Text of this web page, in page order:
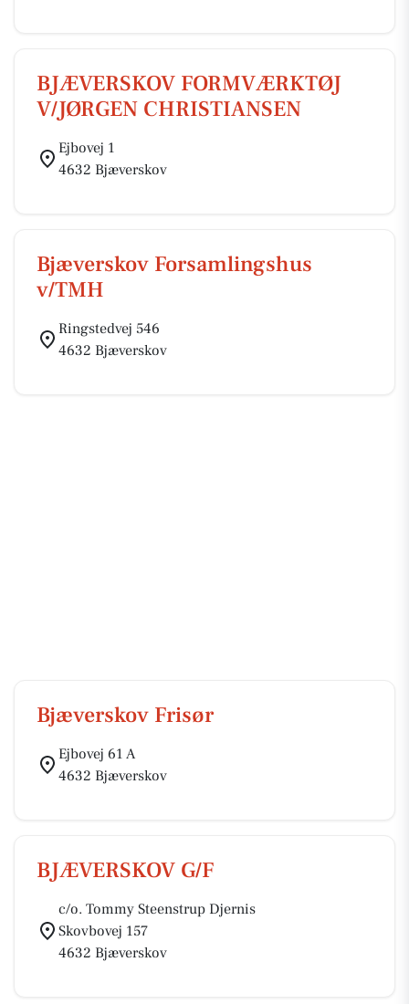
BJÆVERSKOV FORMVÆRKTØJ
V/JØRGEN CHRISTIANSEN
Ejbovej 1
4632 Bjæverskov
Bjæverskov Forsamlingshus
v/TMH
Ringstedvej 546
4632 Bjæverskov
Bjæverskov Frisør
Ejbovej 61 A
4632 Bjæverskov
BJÆVERSKOV G/F
c/o. Tommy Steenstrup Djernis
Skovbovej 157
4632 Bjæverskov